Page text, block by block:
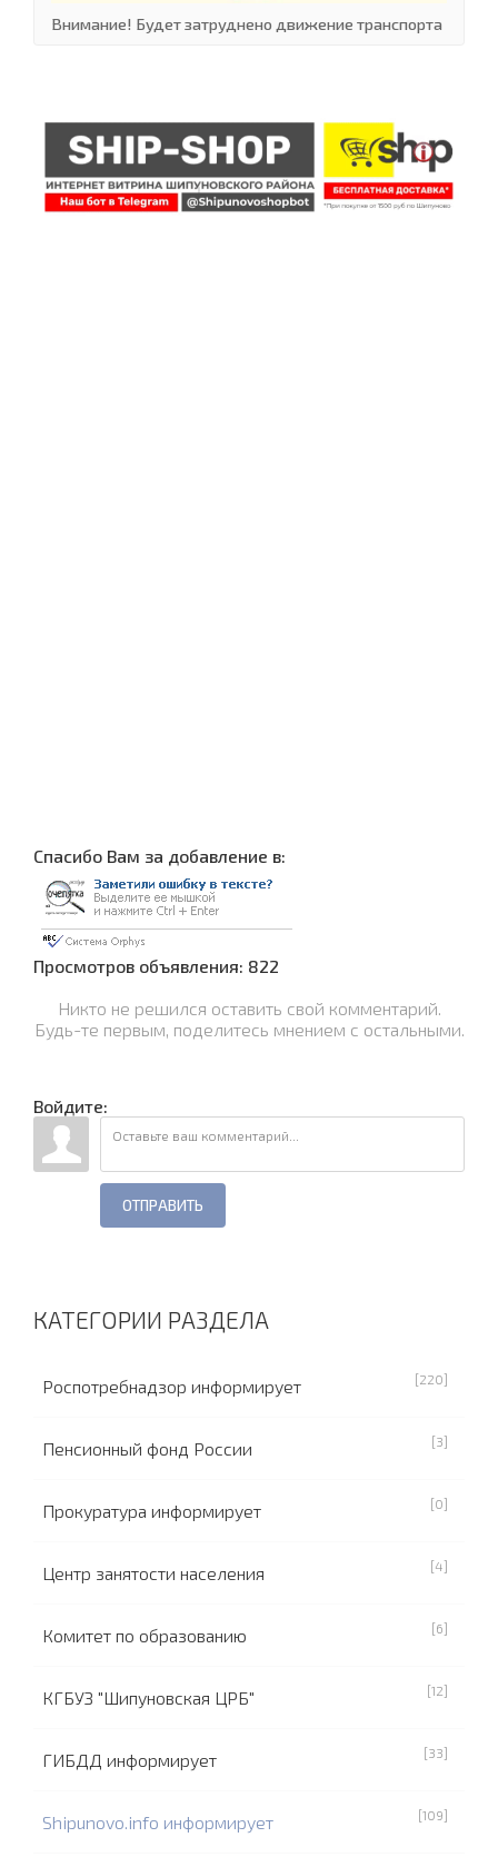
Внимание! Будет затруднено движение транспорта
Cпасибо Вам за добавление в:
Просмотров объявления: 822
Никто не решился оставить свой комментарий.
Будь-те первым, поделитесь мнением с остальными.
Войдите:
ОТПРАВИТЬ
КАТЕГОРИИ РАЗДЕЛА
Роспотребнадзор информирует [220]
Пенсионный фонд России [3]
Прокуратура информирует [0]
Центр занятости населения [4]
Комитет по образованию [6]
КГБУЗ "Шипуновская ЦРБ" [12]
ГИБДД информирует [33]
Shipunovo.info информирует [109]